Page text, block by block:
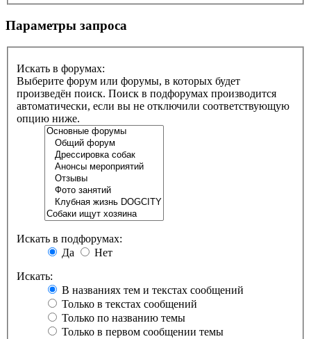
Параметры запроса
Искать в форумах:
Выберите форум или форумы, в которых будет
произведён поиск. Поиск в подфорумах производится
автоматически, если вы не отключили соответствующую
опцию ниже.
Искать в подфорумах:
Да
Нет
Искать:
В названиях тем и текстах сообщений
Только в текстах сообщений
Только по названию темы
Только в первом сообщении темы